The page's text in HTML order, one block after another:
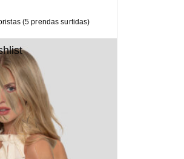
(5 prendas surtidas)